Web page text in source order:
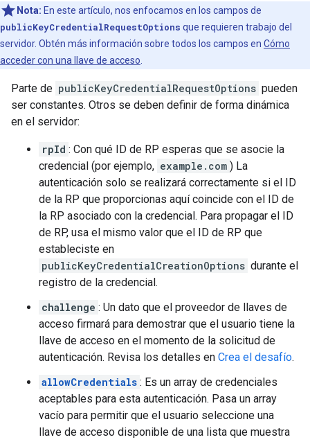
Nota: En este artículo, nos enfocamos en los campos de
publicKeyCredentialRequestOptions que requieren trabajo del
servidor. Obtén más información sobre todos los campos en Cómo
acceder con una llave de acceso.
Parte de publicKeyCredentialRequestOptions pueden
ser constantes. Otros se deben definir de forma dinámica
en el servidor:
rpId : Con qué ID de RP esperas que se asocie la
credencial (por ejemplo, example.com ) La
autenticación solo se realizará correctamente si el ID
de la RP que proporcionas aquí coincide con el ID de
la RP asociado con la credencial. Para propagar el ID
de RP, usa el mismo valor que el ID de RP que
estableciste en
publicKeyCredentialCreationOptions durante el
registro de la credencial.
challenge : Un dato que el proveedor de llaves de
acceso firmará para demostrar que el usuario tiene la
llave de acceso en el momento de la solicitud de
autenticación. Revisa los detalles en Crea el desafío.
allowCredentials : Es un array de credenciales
aceptables para esta autenticación. Pasa un array
vacío para permitir que el usuario seleccione una
llave de acceso disponible de una lista que muestra